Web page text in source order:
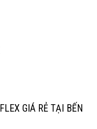
GIÁ RẺ TẠI BẾN